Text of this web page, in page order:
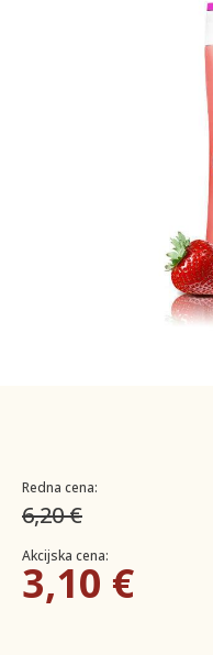
Redna cena:
6,20 €
Akcijska cena:
3,10 €